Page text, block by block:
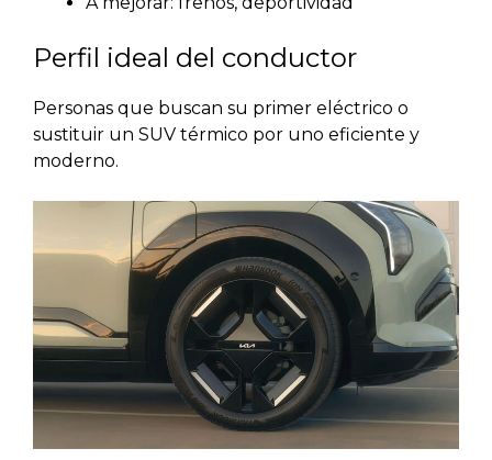
Perfil ideal del conductor
Personas que buscan su primer eléctrico o
sustituir un SUV térmico por uno eficiente y
moderno.